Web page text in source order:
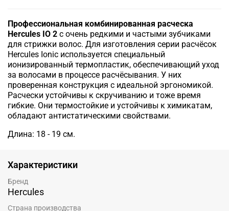
Профессиональная комбинированная расческа
Hercules IO 2 с очень редкими и частыми зубчиками
для стрижки волос. Для изготовления серии расчёсок
Hercules Ionic используется специальный
ионизированный термопластик, обеспечивающий уход
за волосами в процессе расчёсывания. У них
проверенная конструкция с идеальной эргономикой.
Расчески устойчивы к скручиванию и тоже время
гибкие. Они термостойкие и устойчивы к химикатам,
обладают антистатическими свойствами.
Длина: 18 - 19 см.
Характеристики
Бренд
Hercules
Страна производства